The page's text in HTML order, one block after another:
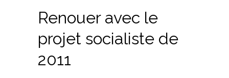
Renouer avec le
projet socialiste de
2011